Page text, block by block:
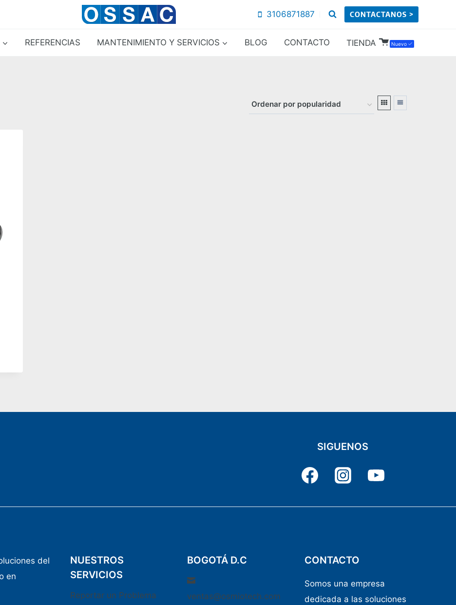
3106871887 CONTACTANOS >
REFERENCIAS MANTENIMIENTO Y SERVICIOS BLOG CONTACTO TIENDA Nuevo
SIGUENOS
del
en
NUESTROS
SERVICIOS
Reportar un Problema
BOGOTÁ D.C
ventas@osmiotech.com
CONTACTO
Somos una empresa
dedicada a las soluciones